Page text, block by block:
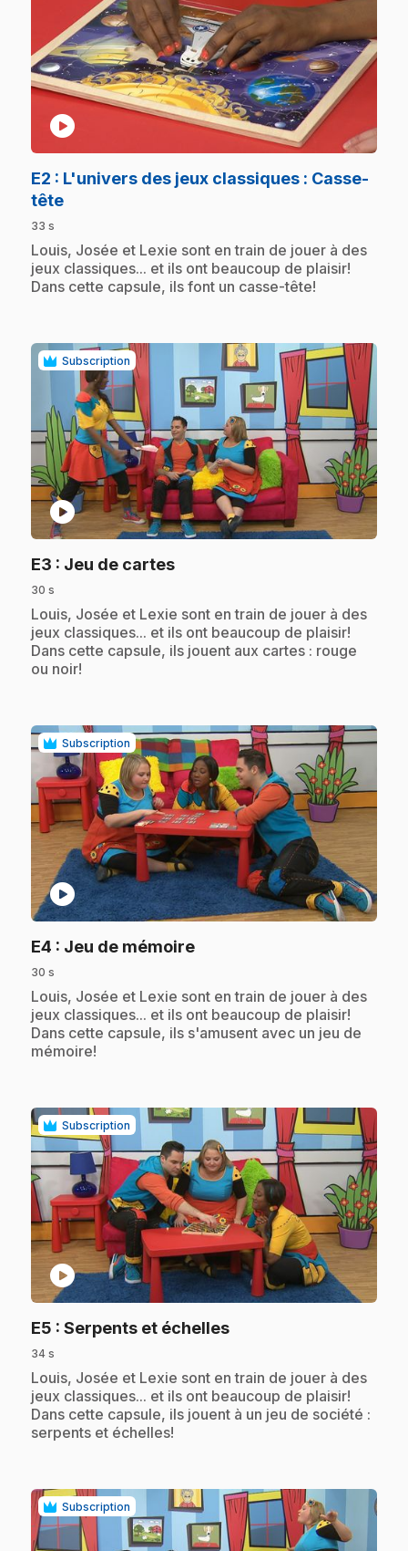
play_circle
E2 : L'univers des jeux classiques : Casse-
tête.
33 s
.Louis, Josée et Lexie sont en train de jouer à des
jeux classiques... et ils ont beaucoup de plaisir!
Dans cette capsule, ils font un casse-tête!
Subscription
play_circle
E3 : Jeu de cartes.
30 s
.Louis, Josée et Lexie sont en train de jouer à des
jeux classiques... et ils ont beaucoup de plaisir!
Dans cette capsule, ils jouent aux cartes : rouge
ou noir!
Subscription
play_circle
E4 : Jeu de mémoire.
30 s
.Louis, Josée et Lexie sont en train de jouer à des
jeux classiques... et ils ont beaucoup de plaisir!
Dans cette capsule, ils s'amusent avec un jeu de
mémoire!
Subscription
play_circle
E5 : Serpents et échelles.
34 s
.Louis, Josée et Lexie sont en train de jouer à des
jeux classiques... et ils ont beaucoup de plaisir!
Dans cette capsule, ils jouent à un jeu de société :
serpents et échelles!
Subscription